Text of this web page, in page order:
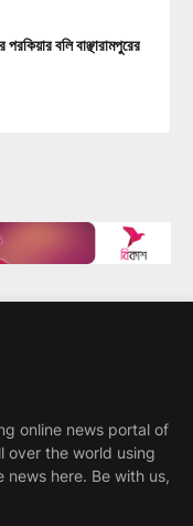
বলি বাঞ্ছারামপুরের
online news portal of
over the world using
here. Be with us,